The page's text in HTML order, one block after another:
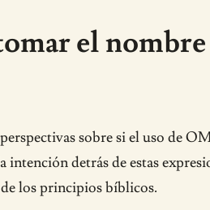
el
sobre si el uso de
intención detrás de estas
los principios bíblicos.